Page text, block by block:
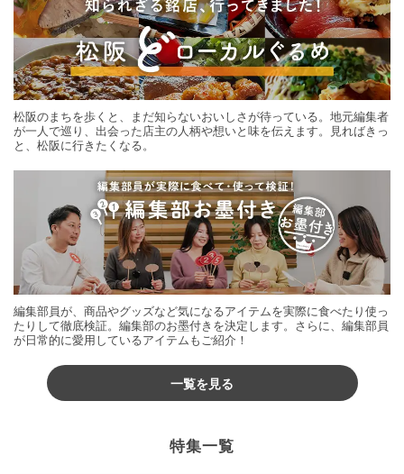
松阪のまちを歩くと、まだ知らないおいしさが待っている。地元編集者
が一人で巡り、出会った店主の人柄や想いと味を伝えます。見ればきっ
と、松阪に行きたくなる。
編集部員が、商品やグッズなど気になるアイテムを実際に食べたり使っ
たりして徹底検証。編集部のお墨付きを決定します。さらに、編集部員
が日常的に愛用しているアイテムもご紹介！
一覧を見る
特集一覧